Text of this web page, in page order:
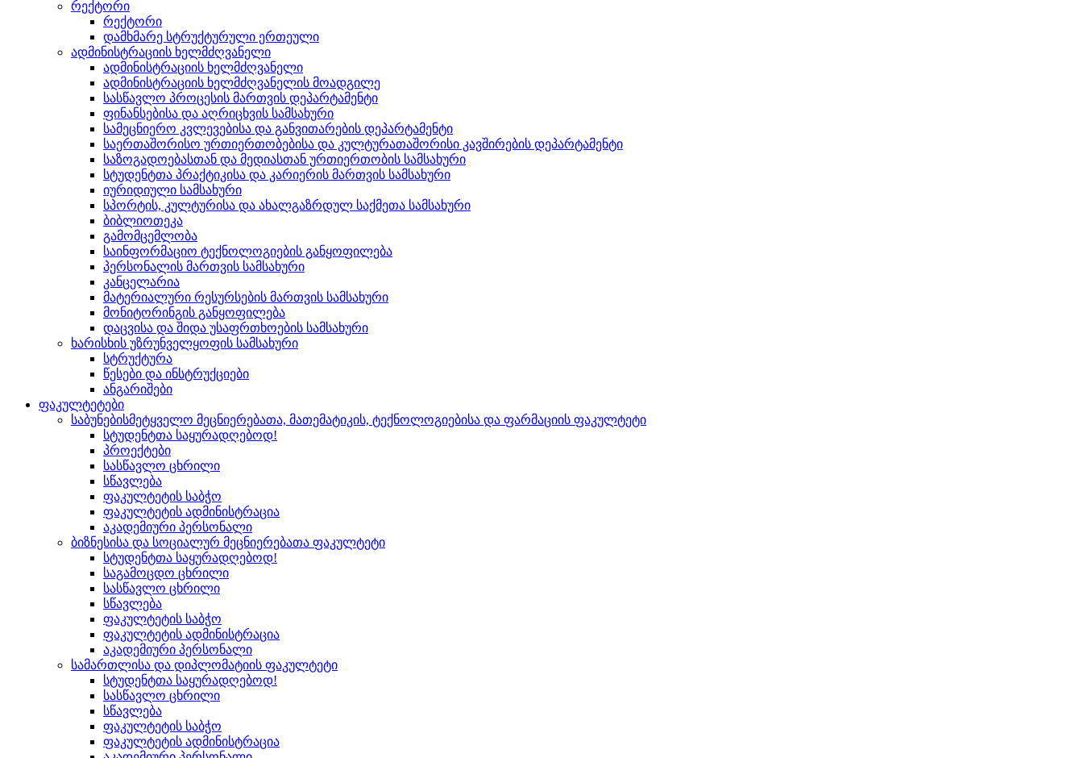
რექტორი
რექტორი
დამხმარე სტრუქტურული ერთეული
ადმინისტრაციის ხელმძღვანელი
ადმინისტრაციის ხელმძღვანელი
ადმინისტრაციის ხელმძღვანელის მოადგილე
სასწავლო პროცესის მართვის დეპარტამენტი
ფინანსებისა და აღრიცხვის სამსახური
სამეცნიერო კვლევებისა და განვითარების დეპარტამენტი
საერთაშორისო ურთიერთობებისა და კულტურათაშორისი კავშირების დეპარტამენტი
საზოგადოებასთან და მედიასთან ურთიერთობის სამსახური
სტუდენტთა პრაქტიკისა და კარიერის მართვის სამსახური
იურიდიული სამსახური
სპორტის, კულტურისა და ახალგაზრდულ საქმეთა სამსახური
ბიბლიოთეკა
გამომცემლობა
საინფორმაციო ტექნოლოგიების განყოფილება
პერსონალის მართვის სამსახური
კანცელარია
მატერიალური რესურსების მართვის სამსახური
მონიტორინგის განყოფილება
დაცვისა და შიდა უსაფრთხოების სამსახური
ხარისხის უზრუნველყოფის სამსახური
სტრუქტურა
წესები და ინსტრუქციები
ანგარიშები
ფაკულტეტები
საბუნებისმეტყველო მეცნიერებათა, მათემატიკის, ტექნოლოგიებისა და ფარმაციის ფაკულტეტი
სტუდენტთა საყურადღებოდ!
პროექტები
სასწავლო ცხრილი
სწავლება
ფაკულტეტის საბჭო
ფაკულტეტის ადმინისტრაცია
აკადემიური პერსონალი
ბიზნესისა და სოციალურ მეცნიერებათა ფაკულტეტი
სტუდენტთა საყურადღებოდ!
საგამოცდო ცხრილი
სასწავლო ცხრილი
სწავლება
ფაკულტეტის საბჭო
ფაკულტეტის ადმინისტრაცია
აკადემიური პერსონალი
სამართლისა და დიპლომატიის ფაკულტეტი
სტუდენტთა საყურადღებოდ!
სასწავლო ცხრილი
სწავლება
ფაკულტეტის საბჭო
ფაკულტეტის ადმინისტრაცია